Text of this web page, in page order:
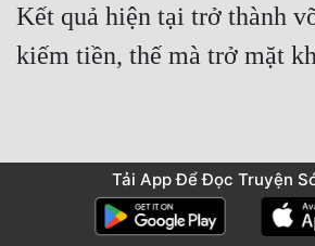
Kết quả hiện tại trở thành
kiếm tiền, thế mà trở mặt
Tô Mạch ngươi chờ, ta nhất
cho ngươi hối hận, đến lúc
Tải App Để Đọc Truyện